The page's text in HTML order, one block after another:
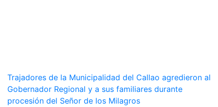
Trajadores de la Municipalidad del Callao agredieron al
Gobernador Regional y a sus familiares durante
procesión del Señor de los Milagros